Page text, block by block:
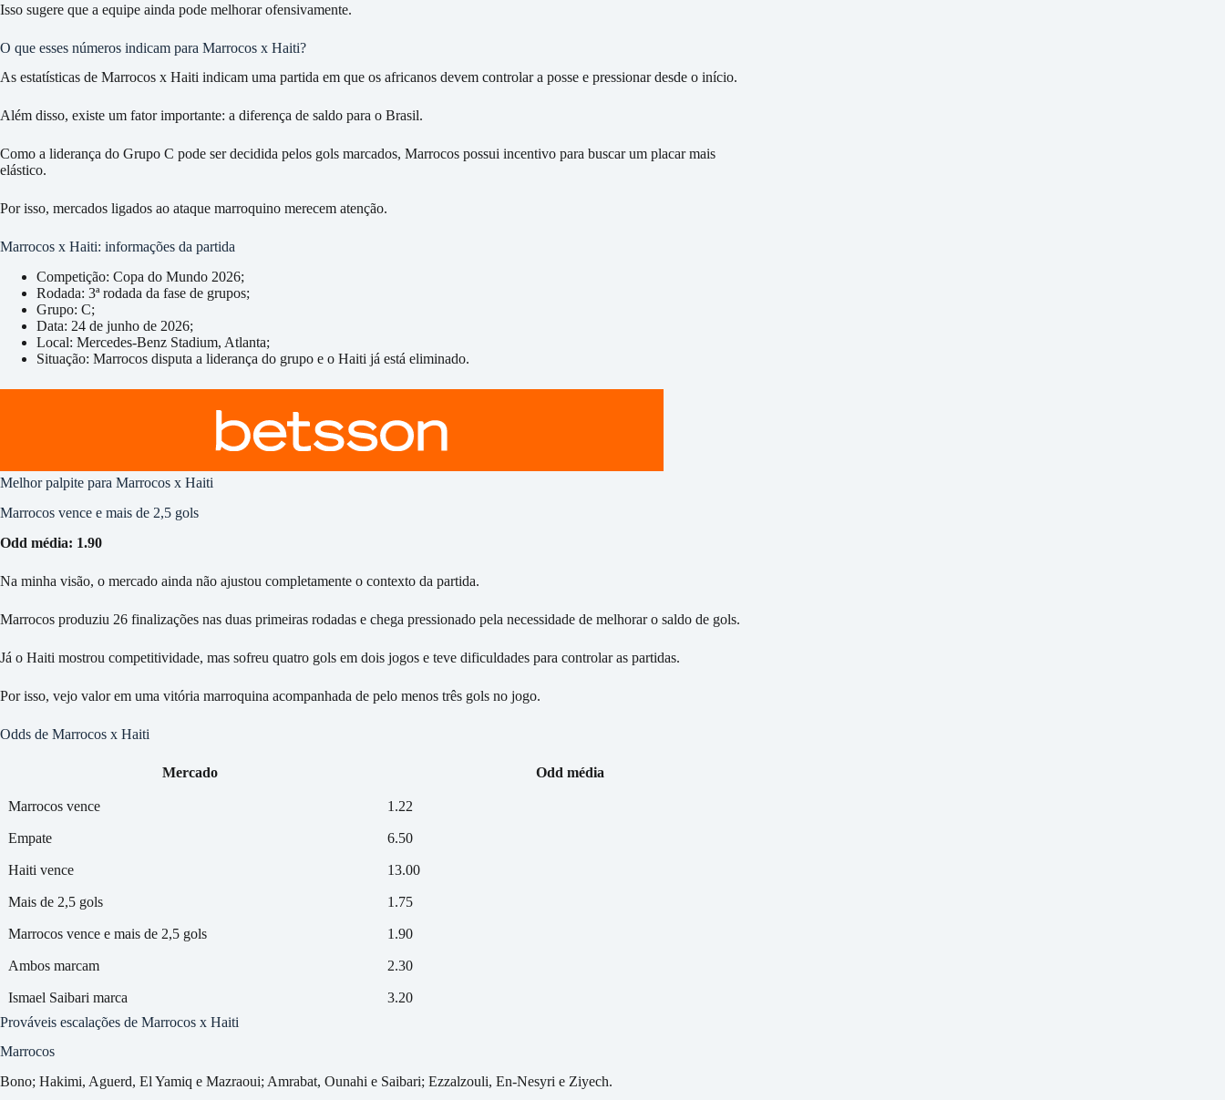
Isso sugere que a equipe ainda pode melhorar ofensivamente.
O que esses números indicam para Marrocos x Haiti?
As estatísticas de Marrocos x Haiti indicam uma partida em que os africanos devem controlar a posse e pressionar desde o início.
Além disso, existe um fator importante: a diferença de saldo para o Brasil.
Como a liderança do Grupo C pode ser decidida pelos gols marcados, Marrocos possui incentivo para buscar um placar mais
elástico.
Por isso, mercados ligados ao ataque marroquino merecem atenção.
Marrocos x Haiti: informações da partida
Competição: Copa do Mundo 2026;
Rodada: 3ª rodada da fase de grupos;
Grupo: C;
Data: 24 de junho de 2026;
Local: Mercedes-Benz Stadium, Atlanta;
Situação: Marrocos disputa a liderança do grupo e o Haiti já está eliminado.
Melhor palpite para Marrocos x Haiti
Marrocos vence e mais de 2,5 gols
Odd média: 1.90
Na minha visão, o mercado ainda não ajustou completamente o contexto da partida.
Marrocos produziu 26 finalizações nas duas primeiras rodadas e chega pressionado pela necessidade de melhorar o saldo de gols.
Já o Haiti mostrou competitividade, mas sofreu quatro gols em dois jogos e teve dificuldades para controlar as partidas.
Por isso, vejo valor em uma vitória marroquina acompanhada de pelo menos três gols no jogo.
Odds de Marrocos x Haiti
Mercado Odd média
Marrocos vence 1.22
Empate 6.50
Haiti vence 13.00
Mais de 2,5 gols 1.75
Marrocos vence e mais de 2,5 gols 1.90
Ambos marcam 2.30
Ismael Saibari marca
3.20
Prováveis escalações de Marrocos x Haiti
Marrocos
Bono; Hakimi, Aguerd, El Yamiq e Mazraoui; Amrabat, Ounahi e Saibari; Ezzalzouli, En-Nesyri e Ziyech.